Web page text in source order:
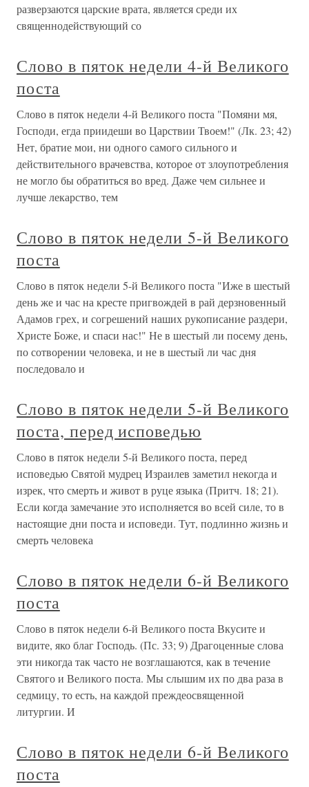
разверзаются царские врата, является среди их
священнодействующий со
Слово в пяток недели 4-й Великого
поста
Слово в пяток недели 4-й Великого поста "Помяни мя,
Господи, егда приидеши во Царствии Твоем!" (Лк. 23; 42)
Нет, братие мои, ни одного самого сильного и
действительного врачевства, которое от злоупотребления
не могло бы обратиться во вред. Даже чем сильнее и
лучше лекарство, тем
Слово в пяток недели 5-й Великого
поста
Слово в пяток недели 5-й Великого поста "Иже в шестый
день же и час на кресте пригвождей в рай дерзновенный
Адамов грех, и согрешений наших рукописание раздери,
Христе Боже, и спаси нас!" Не в шестый ли посему день,
по сотворении человека, и не в шестый ли час дня
последовало и
Слово в пяток недели 5-й Великого
поста, перед исповедью
Слово в пяток недели 5-й Великого поста, перед
исповедью Святой мудрец Израилев заметил некогда и
изрек, что смерть и живот в руце языка (Притч. 18; 21).
Если когда замечание это исполняется во всей силе, то в
настоящие дни поста и исповеди. Тут, подлинно жизнь и
смерть человека
Слово в пяток недели 6-й Великого
поста
Слово в пяток недели 6-й Великого поста Вкусите и
видите, яко благ Господь. (Пс. 33; 9) Драгоценные слова
эти никогда так часто не возглашаются, как в течение
Святого и Великого поста. Мы слышим их по два раза в
седмицу, то есть, на каждой преждеосвященной
литургии. И
Слово в пяток недели 6-й Великого
поста